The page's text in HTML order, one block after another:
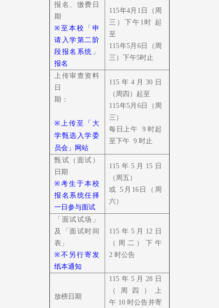
报名、缴费日
期
※至本校 「 申
请入学第二阶
段报名系统 」
报名
115年4月1日（周
三）下午1 时 起
至
115年5月6日（周
三）下午5时止
上传审查资料
日
期：
※ 上传至「 大
学甄选入学委
员会 」网站
115年4月30日
（周四）起至
115年5月6日（周
三）
每日上午 9 时起
至下午9 时止
甄试（面试）
日期
※考生于本校
报名系统任择
一日参与面试
115年5月15日
（周五）
或 5月16日（周
六）
「面试试场」
及「面试时间
表」
※不另行寄发
纸本通知
115年5月12日
（周二）下午
2 时公告
放榜日期
115年5月28日
（周四）上
午 10 时公告并寄